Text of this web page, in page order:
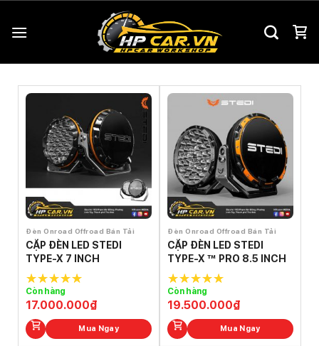
đến
dung
Đèn Onroad Offroad Bán Tải
CẶP ĐÈN LED STEDI
TYPE-X 7 INCH
17.000.000₫
5.0out of
5
Còn hàng
Mua Ngay
Đèn Onroad Offroad Bán Tải
CẶP ĐÈN LED STEDI
TYPE-X ™ PRO 8.5 INCH
19.500.000₫
5.0out of
5
Còn hàng
Mua Ngay